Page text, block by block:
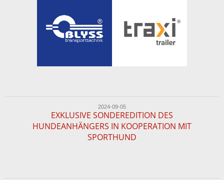
2024-09-05
EXKLUSIVE SONDEREDITION DES
HUNDEANHÄNGERS IN KOOPERATION MIT
SPORTHUND